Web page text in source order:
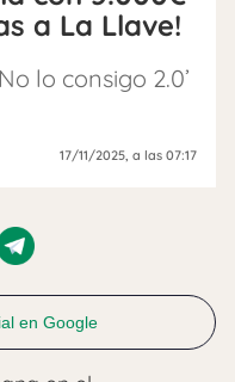
a La Llave!
lo consigo 2.0’
17/11/2025 , a las 07:17
en Google